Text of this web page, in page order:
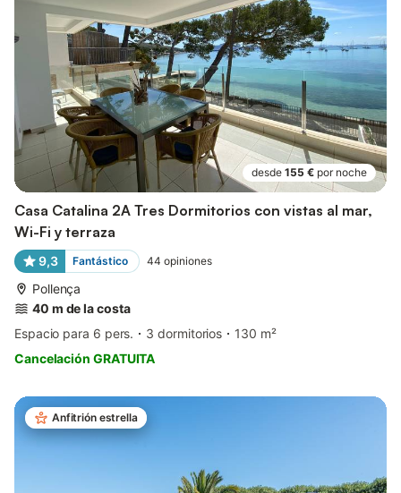
desde 155 € por noche
Casa Catalina 2A Tres Dormitorios con vistas al mar,
Wi-Fi y terraza
9,3 Fantástico 44 opiniones
Pollença
40 m de la costa
Espacio para 6 pers.
3 dormitorios
130 m²
Cancelación GRATUITA
Anfitrión estrella